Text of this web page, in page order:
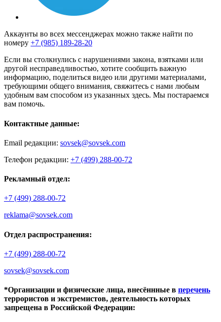
Аккаунты во всех мессенджерах можно также найти по
номеру +7 (985) 189-28-20
Если вы столкнулись с нарушениями закона, взятками или
другой несправедливостью, хотите сообщить важную
информацию, поделиться видео или другими материалами,
требующими общего внимания, свяжитесь с нами любым
удобным вам способом из указанных здесь. Мы постараемся
вам помочь.
Контактные данные:
Email редакции: sovsek@sovsek.com
Телефон редакции: +7 (499) 288-00-72
Рекламный отдел:
+7 (499) 288-00-72
reklama@sovsek.com
Отдел распространения:
+7 (499) 288-00-72
sovsek@sovsek.com
*Организации и физические лица, внесённные в перечень
террористов и экстремистов, деятельность которых
запрещена в Российской Федерации: